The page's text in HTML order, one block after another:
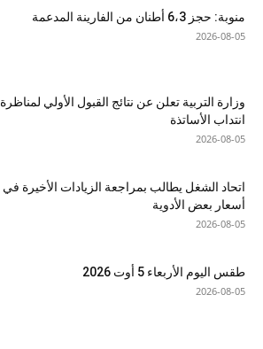
منوبة: حجز 6،3 أطنان من الفارينة المدعمة
2026-08-05
وزارة التربية تعلن عن نتائج القبول الأولي لمناظرة
انتداب الأساتذة
2026-08-05
اتحاد الشغل يطالب بمراجعة الزيادات الأخيرة في
أسعار بعض الأدوية
2026-08-05
طقس اليوم الأربعاء 5 أوت 2026
2026-08-05